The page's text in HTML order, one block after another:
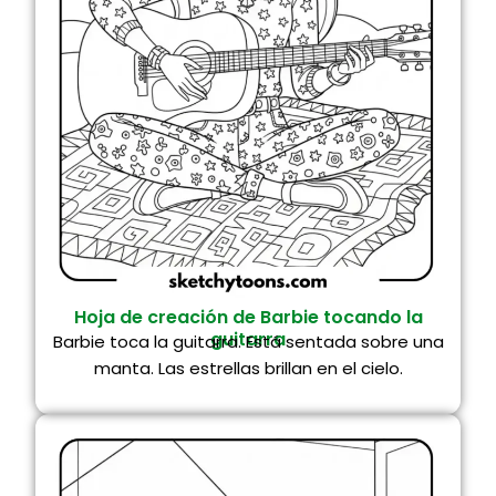
Hoja de creación de Barbie tocando la
guitarra
Barbie toca la guitarra. Está sentada sobre una
manta. Las estrellas brillan en el cielo.